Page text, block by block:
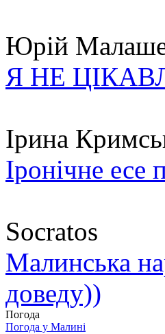
Юрій
Я НЕ
Ірина
Іронічне есе
Socratos
Малинська
доведу))
Погода
Погода у Малині